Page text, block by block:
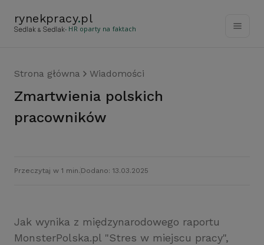
rynekpracy.pl
- HR oparty na faktach
Strona główna Wiadomości
Zmartwienia polskich
pracowników
Przeczytaj w 1 min. Dodano: 13.03.2025
Jak wynika z międzynarodowego raportu
MonsterPolska.pl "Stres w miejscu pracy",